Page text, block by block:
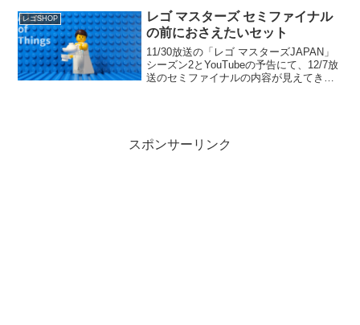
す。とゆー...
レゴSHOP
レゴ マスターズ セミファイナル
の前におさえたいセット
11/30放送の「レゴ マスターズJAPAN」
シーズン2とYouTubeの予告にて、12/7放
送のセミファイナルの内容が見えてきま
スポンサーリンク